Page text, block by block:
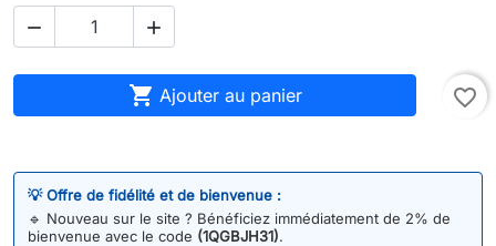
 
 Ajouter au panier favorite_border
💡 Offre de fidélité et de bienvenue :
🔹 Nouveau sur le site ? Bénéficiez immédiatement de 2% de
bienvenue avec le code (1QGBJH31).